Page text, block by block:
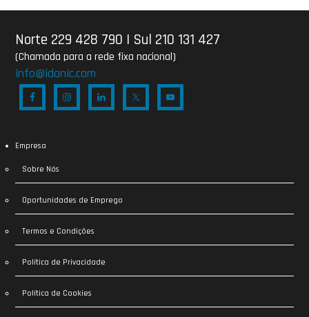
Norte 229 428 790 | Sul 210 131 427
(Chamada para a rede fixa nacional)
info@idonic.com
Empresa
Sobre Nós
Oportunidades de Emprego
Termos e Condições
Política de Privacidade
Política de Cookies